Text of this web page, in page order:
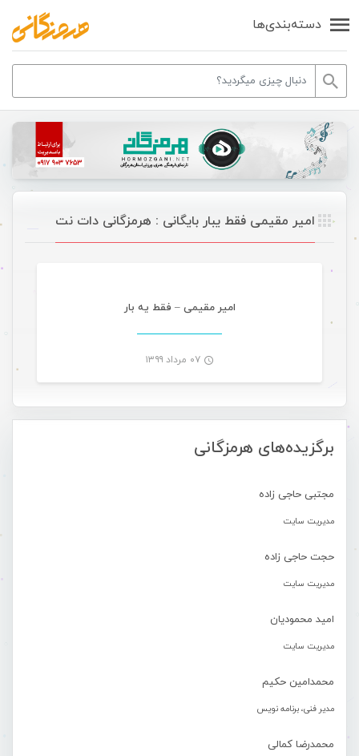
دسته‌بندی‌ها
برگزیده‌های هرمزگانی
مجتبی حاجی زاده
مدیریت سایت
حجت حاجی زاده
مدیریت سایت
امید محمودیان
مدیریت سایت
محمدامین حکیم
مدیر فنی، برنامه نویس
محمدرضا کمالی
امیر مقیمی فقط یبار بایگانی : هرمزگانی دات نت
امیر مقیمی – فقط یه بار
۰۷ مرداد ۱۳۹۹